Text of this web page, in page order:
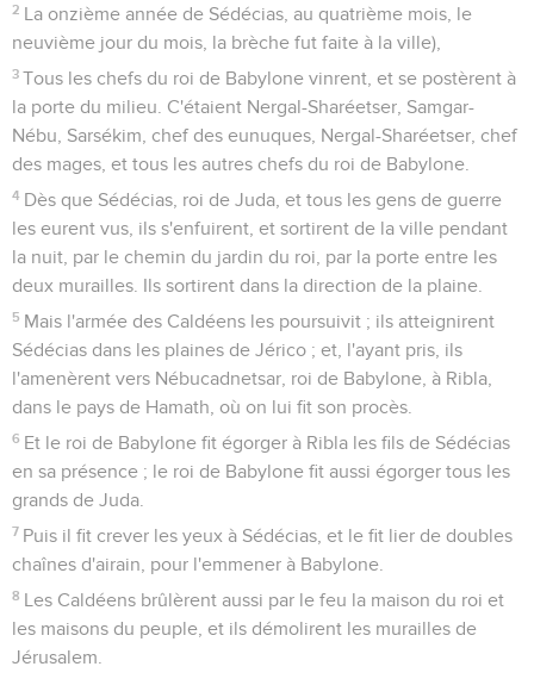
2 La onzième année de Sédécias, au quatrième mois, le
neuvième jour du mois, la brèche fut faite à la ville),
3 Tous les chefs du roi de Babylone vinrent, et se postèrent à
la porte du milieu. C'étaient Nergal-Sharéetser, Samgar-
Nébu, Sarsékim, chef des eunuques, Nergal-Sharéetser, chef
des mages, et tous les autres chefs du roi de Babylone.
4 Dès que Sédécias, roi de Juda, et tous les gens de guerre
les eurent vus, ils s'enfuirent, et sortirent de la ville pendant
la nuit, par le chemin du jardin du roi, par la porte entre les
deux murailles. Ils sortirent dans la direction de la plaine.
5 Mais l'armée des Caldéens les poursuivit ; ils atteignirent
Sédécias dans les plaines de Jérico ; et, l'ayant pris, ils
l'amenèrent vers Nébucadnetsar, roi de Babylone, à Ribla,
dans le pays de Hamath, où on lui fit son procès.
6 Et le roi de Babylone fit égorger à Ribla les fils de Sédécias
en sa présence ; le roi de Babylone fit aussi égorger tous les
grands de Juda.
7 Puis il fit crever les yeux à Sédécias, et le fit lier de doubles
chaînes d'airain, pour l'emmener à Babylone.
8 Les Caldéens brûlèrent aussi par le feu la maison du roi et
les maisons du peuple, et ils démolirent les murailles de
Jérusalem.